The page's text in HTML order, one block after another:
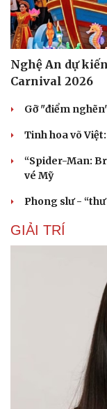
Sân khấu - Điện ảnh
Văn học
Âm nhạc
Di sản
Nghệ An dự
Carnival 2026
Gỡ "điểm
Tinh hoa võ
“Spider-Man:
vé Mỹ
Phong slư -
GIẢI TRÍ